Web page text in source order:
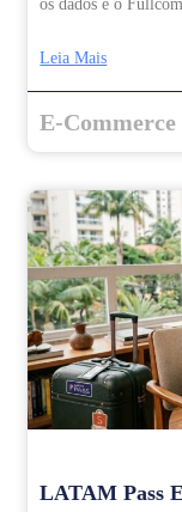
os dados e o
Leia Mais
E-Commerce
LATAM Pass